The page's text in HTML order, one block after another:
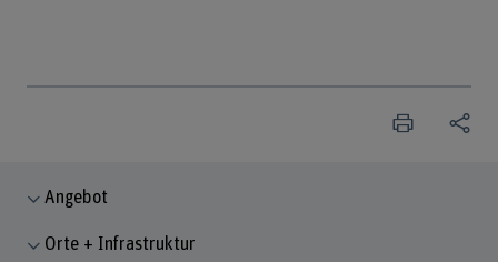
Angebot
Orte + Infrastruktur